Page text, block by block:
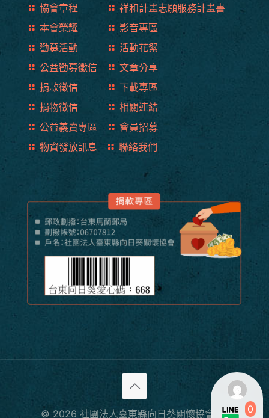
協會章程
祥和計畫志願服務計畫書
本會榮耀
影音專區
勸募活動
活動花絮
公益勸募徵信
文章分享
捐款徵信
下載專區
捐物徵信
相關連結
公益義賣專區
會員招募
物資發放訊息
聯絡我們
0
© 2026 社團法人臺東縣向日葵關懷協會 All